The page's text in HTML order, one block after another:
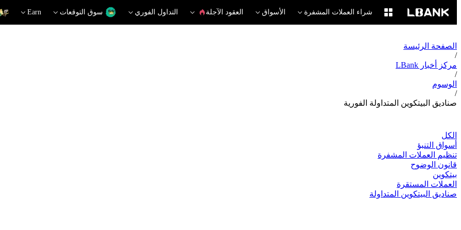
شراء العملات المشفرة الأسواق العقود الآجلة التداول الفوري سوق التوقعات Earn
الصفحة الرئيسة
/
مركز أخبار LBank
/
الوسوم
/
صناديق البيتكوين المتداولة الفورية
الكل
أسواق التنبؤ
تنظيم العملات المشفرة
قانون الوضوح
بيتكوين
العملات المستقرة
صناديق البيتكوين المتداولة